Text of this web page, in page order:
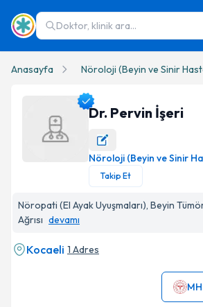
Doktor, klinik ara...
Anasayfa Nöroloji (Beyin ve Sinir
Dr. Pervin İşeri Profil Fotoğrafı
Dr. Pervin İşeri
Nöroloji (Beyin ve Sinir
Takip Et
Nöropati (El Ayak Uyuşmaları), Beyin
Ağrısı devamı
Kocaeli 1 Adres